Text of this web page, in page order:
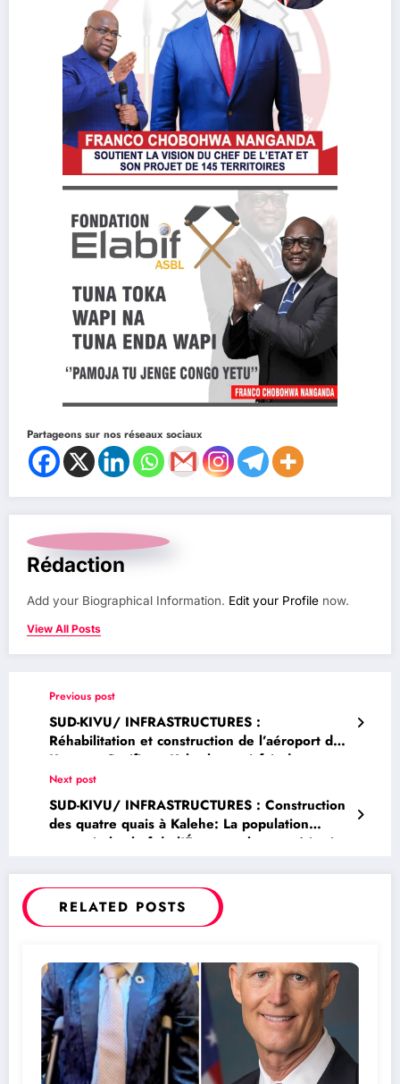
Partageons sur nos réseaux sociaux
Rédaction
Add your Biographical Information. Edit your Profile now.
View All Posts
Previous post
SUD-KIVU/ INFRASTRUCTURES :
Réhabilitation et construction de l’aéroport de
Kavumu: Pacifique Kahasha, satisfait de
l’évolution des travaux
Next post
SUD-KIVU/ INFRASTRUCTURES : Construction
des quatre quais à Kalehe: La population
remercie le chef de l’État pour la concrétisation
RELATED POSTS